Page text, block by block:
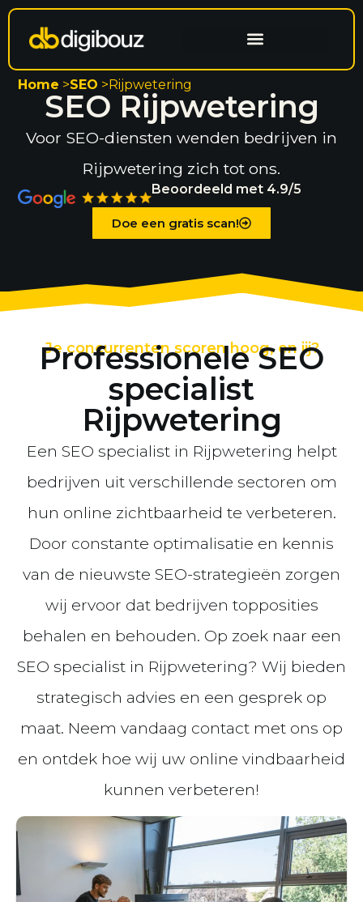
Home >SEO >Rijpwetering
SEO Rijpwetering
Voor SEO-diensten wenden bedrijven in
Rijpwetering zich tot ons.
Beoordeeld met 4.9/5
Doe een gratis scan!
Je concurrenten scoren hoog, en jij?
Professionele SEO
specialist
Rijpwetering
Een SEO specialist in Rijpwetering helpt
bedrijven uit verschillende sectoren om
hun online zichtbaarheid te verbeteren.
Door constante optimalisatie en kennis
van de nieuwste SEO-strategieën zorgen
wij ervoor dat bedrijven topposities
behalen en behouden. Op zoek naar een
SEO specialist in Rijpwetering? Wij bieden
strategisch advies en een gesprek op
maat. Neem vandaag contact met ons op
en ontdek hoe wij uw online vindbaarheid
kunnen verbeteren!